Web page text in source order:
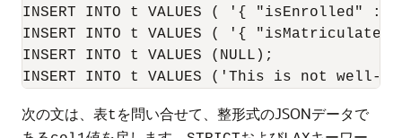
INSERT INTO t VALUES ( '{ "isEnrolled"
INSERT INTO t VALUES ( '{
INSERT INTO t VALUES (NULL);
次の文は、表t を問い合せて、整形式のJSONデータで